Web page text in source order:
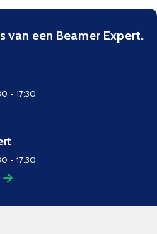
van een Beamer Expert.
- 17:30
- 17:30